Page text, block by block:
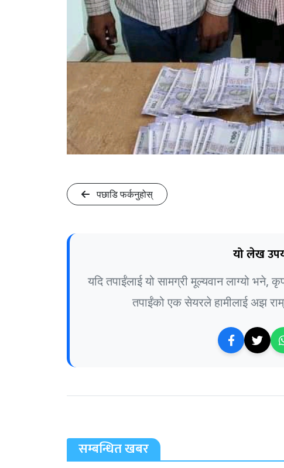
पछाडि फर्कनुहोस्
यो लेख
यदि तपाईंलाई यो सामग्री मूल्यवान लाग्यो भने,
तपाईंको एक सेयरले हामीलाई अझ
सम्बन्धित खबर